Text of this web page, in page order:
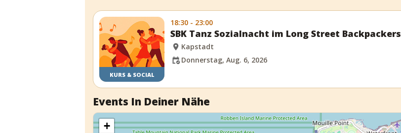
KURS & SOCIAL
18:30 - 23:00
SBK Tanz Sozialnacht im Long Street Backpackers
Kapstadt
Donnerstag, Aug. 6, 2026
Events In Deiner Nähe
+